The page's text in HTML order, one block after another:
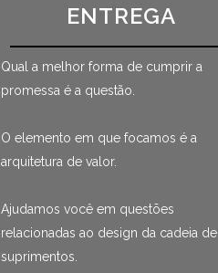
ENTREGA
Qual a melhor forma de cumprir a
promessa é a questão.
O elemento em que focamos é a
arquitetura de valor.
Ajudamos você em questões
relacionadas ao design da cadeia de
suprimentos.